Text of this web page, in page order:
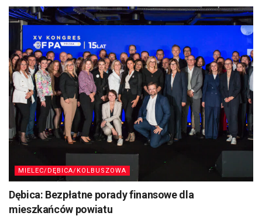
MIELEC/DĘBICA/KOLBUSZOWA
Dębica: Bezpłatne porady finansowe dla
mieszkańców powiatu